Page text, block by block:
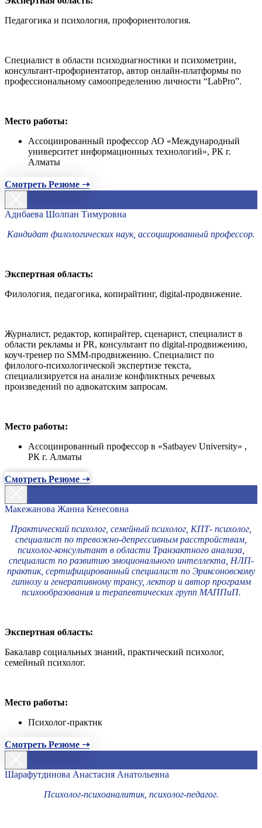
Педагогика и психология, профориентология.
Специалист в области психодиагностики и психометрии,
консультант-профориентатор, автор онлайн-платформы по
профессиональному самоопределению личности “LabPro”.
Место работы:
Ассоциированный профессор АО «Международный
университет информационных технологий», РК г.
Алматы
Смотреть Резюме ➝
Адибаева Шолпан Тимуровна
Кандидат филологических наук, ассоциированный профессор.
Экспертная область:
Филология, педагогика, копирайтинг, digital-продвижение.
Журналист, редактор, копирайтер, сценарист, специалист в
области рекламы и PR, консультант по digital-продвижению,
коуч-тренер по SMM-продвижению. Специалист по
филолого-психологической экспертизе текста,
специализируется на анализе конфликтных речевых
произведений по адвокатским запросам.
Место работы:
Ассоциированный профессор в «Satbayev University» ,
РК г. Алматы
Смотреть Резюме ➝
Макежанова Жанна Кенесовна
Практический психолог, семейный психолог, КПТ- психолог,
специалист по тревожно-депрессивным расстройствам,
психолог-консультант в области Транзактного анализа,
специалист по развитию эмоционального интеллекта, НЛП-
практик, сертифицированный специалист по Эриксоновскому
гипнозу и генеративному трансу, лектор и автор программ
психообразования и терапевтических групп МАППиП.
Экспертная область:
Бакалавр социальных знаний, практический психолог,
семейный психолог.
Место работы:
Психолог-практик
Смотреть Резюме ➝
Шарафутдинова Анастасия Анатольевна
Психолог-психоаналитик, психолог-педагог.